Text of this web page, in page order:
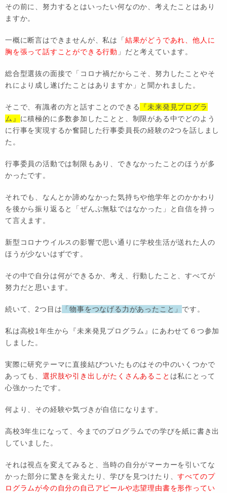
その前に、努力するとはいったい何なのか、考えたことはあり
ますか。
一概に断言はできませんが、私は「 結果がどうであれ、他人に
胸を張って話すことができる行動 」だと考えています。
総合型選抜の面接で「コロナ禍だからこそ、努力したことやそ
れにより成し遂げたことはありますか」と聞かれました。
そこで、有識者の方と話すことのできる
『未来発見プログラ
ム』 に積極的に多数参加したことと、制限がある中でどのよう
に行事を実現するか奮闘した行事委員長の経験の2つを話しまし
た。
行事委員の活動では制限もあり、できなかったことのほうが多
かったです。
それでも、なんとか諦めなかった気持ちや他学年とのかかわり
を後から振り返ると「ぜんぶ無駄ではなかった」と自信を持っ
て言えます。
新型コロナウイルスの影響で思い通りに学校生活が送れた人の
ほうが少ないはずです。
その中で自分は何ができるか、考え、行動したこと、すべてが
努力だと思います。
続いて、2つ目は 「物事をつなげる力があったこと」 です。
私は高校1年生から『未来発見プログラム』にあわせて６つ参加
しました。
実際に研究テーマに直接結びついたものはその中のいくつかで
あっても、 選択肢や引き出しがたくさんあること は私にとって
心強かったです。
何より、その経験や気づきが自信になります。
高校3年生になって、今までのプログラムでの学びを紙に書き出
していました。
それは視点を変えてみると、当時の自分がマーカーを引いてな
かった部分に驚きを覚えたり、学びを見つけたり、すべてのプ
ログラムが今の自分の自己アピールや志望理由書を形作ってい